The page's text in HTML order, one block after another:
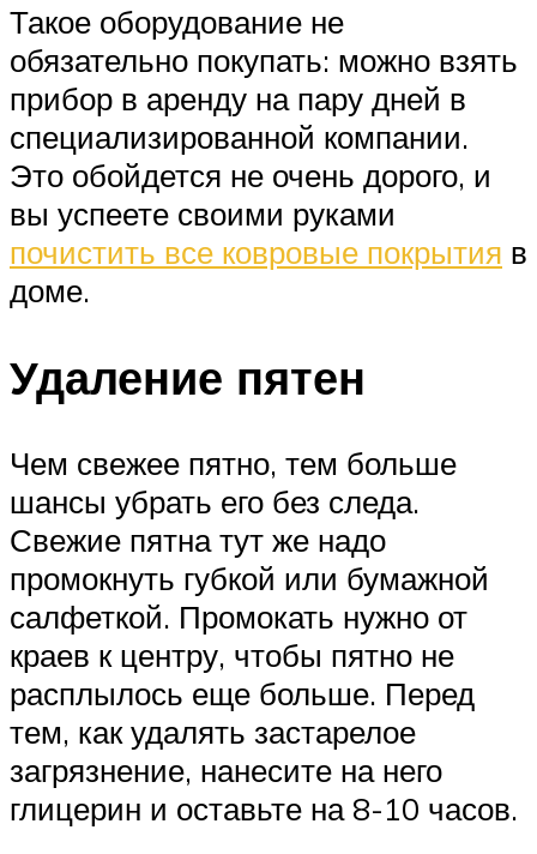
Такое оборудование не
обязательно покупать: можно взять
прибор в аренду на пару дней в
специализированной компании.
Это обойдется не очень дорого, и
вы успеете своими руками
почистить все ковровые покрытия в
доме.
Удаление пятен
Чем свежее пятно, тем больше
шансы убрать его без следа.
Свежие пятна тут же надо
промокнуть губкой или бумажной
салфеткой. Промокать нужно от
краев к центру, чтобы пятно не
расплылось еще больше. Перед
тем, как удалять застарелое
загрязнение, нанесите на него
глицерин и оставьте на 8-10 часов.